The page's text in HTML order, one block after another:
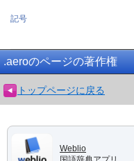
記号
.aeroのページの著作権
トップページに戻る
Weblio